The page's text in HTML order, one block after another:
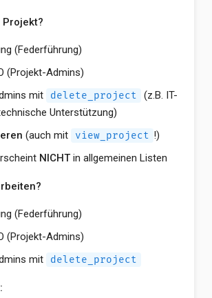
(Federführung)
(Projekt-Admins)
mit
delete_project
(z.B. IT-
Unterstützung)
(auch mit view_project !)
NICHTin allgemeinen Listen
(Federführung)
(Projekt-Admins)
mit
delete_project